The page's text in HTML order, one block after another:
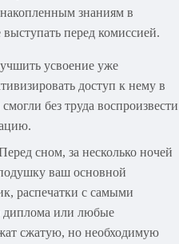
знаниям в
перед комиссией.
усвоение уже
доступ к нему в
без труда воспроизвести
сном, за несколько ночей
ваш основной
распечатки с самыми
диплома или любые
сжатую, но необходимую